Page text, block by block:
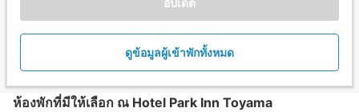
อัปเดต
ดูข้อมูลผู้เข้าพักทั้งหมด
ห้องพักที่มีให้เลือก ณ Hotel Park Inn Toyama